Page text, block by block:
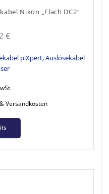
Nikon „Flach DC2“
€
piXpert,Auslösekabel
Versandkosten